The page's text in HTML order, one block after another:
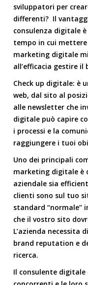
sviluppatori per
differenti? Il
consulenza digitale
tempo in cui
marketing digitale
all’efficacia gestire
Check up digitale: è
web, dal sito al
alle newsletter che
digitale può capire
i processi e la
raggiungere i tuoi
Uno dei principali
marketing digitaleè
aziendale sia
clienti sono sul tuo
standard “normale”
che il vostro sito
L’azienda necessita
brand reputation e
ricerca.
Il consulente